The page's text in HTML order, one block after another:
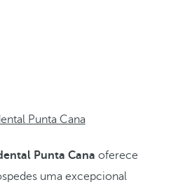
Punta Cana
Punta Cana oferece
uma excepcional